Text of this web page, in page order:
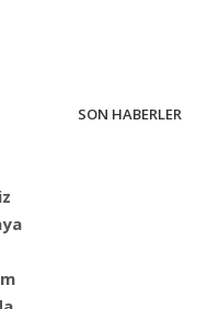
SON HABERLER